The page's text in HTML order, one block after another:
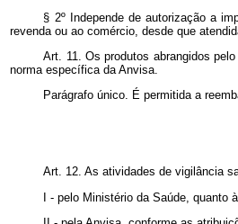
§ 2º Independe de autorização a
revenda ou ao comércio, desde que
Art. 11. Os produtos abrangidos
norma específica da Anvisa.
Parágrafo único. É permitida a
Art. 12. As atividades de vigilância
I - pelo Ministério da Saúde, quanto